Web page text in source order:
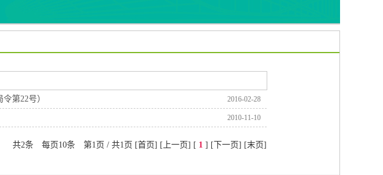
第22号） 2016-02-28
2010-11-10
共2条 每页10条 第1页 / 共1页 [首页] [上一页] [ 1 ] [下一页] [末页]